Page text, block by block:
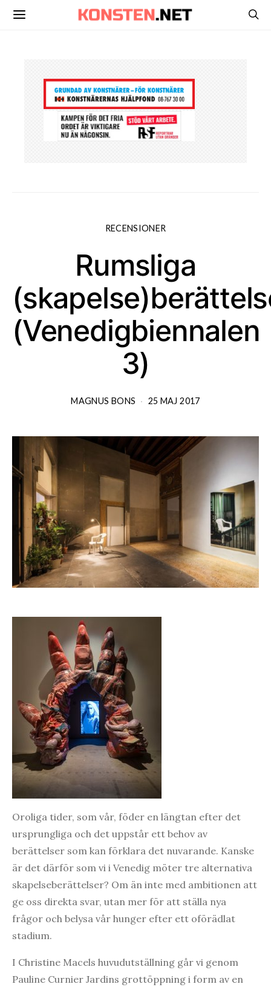
RECENSIONER
Rumsliga
(Venedigbiennalen
3)
MAGNUS BONS 25 MAJ 2017
Oroliga tider, som vår, föder en längtan efter det
ursprungliga och det uppstår ett behov av
berättelser som kan förklara det nuvarande. Kanske
är det därför som vi i Venedig möter tre alternativa
skapelseberättelser? Om än inte med ambitionen att
ge oss direkta svar, utan mer för att ställa nya
frågor och belysa vår hunger efter ett oförädlat
stadium.
I Christine Macels huvudutställning går vi genom
Pauline Curnier Jardins grottöppning i form av en